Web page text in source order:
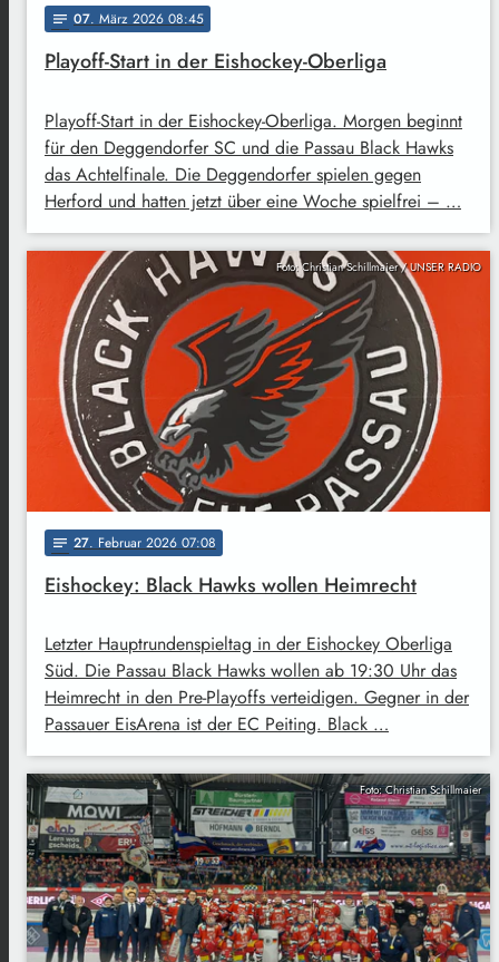
notes 07. März 2026 08:45
Playoff-Start in der Eishockey-Oberliga
Playoff-Start in der Eishockey-Oberliga. Morgen beginnt
für den Deggendorfer SC und die Passau Black Hawks
das Achtelfinale. Die Deggendorfer spielen gegen
Herford und hatten jetzt über eine Woche spielfrei – …
Foto: Christian Schillmaier / UNSER RADIO
notes 27. Februar 2026 07:08
Eishockey: Black Hawks wollen Heimrecht
Letzter Hauptrundenspieltag in der Eishockey Oberliga
Süd. Die Passau Black Hawks wollen ab 19:30 Uhr das
Heimrecht in den Pre-Playoffs verteidigen. Gegner in der
Passauer EisArena ist der EC Peiting. Black …
Foto: Christian Schillmaier